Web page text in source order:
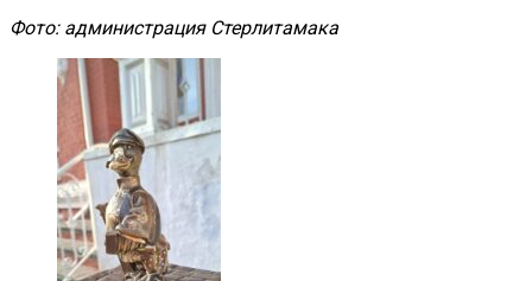
Фото: администрация Стерлитамака